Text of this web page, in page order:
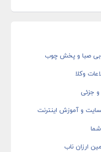
صبا و پخش چوب
وکلا
جزئی
و آموزش اینترنت
ارزان ناب